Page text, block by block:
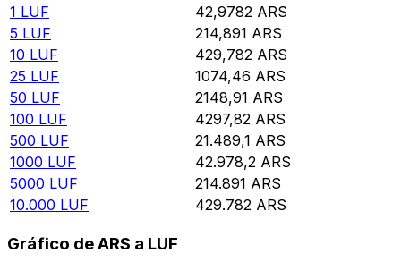
1 LUF 42,9782 ARS
5 LUF 214,891 ARS
10 LUF 429,782 ARS
25 LUF 1074,46 ARS
50 LUF 2148,91 ARS
100 LUF 4297,82 ARS
500 LUF 21.489,1 ARS
1000 LUF 42.978,2 ARS
5000 LUF 214.891 ARS
10.000 LUF 429.782 ARS
Gráfico de ARS a LUF